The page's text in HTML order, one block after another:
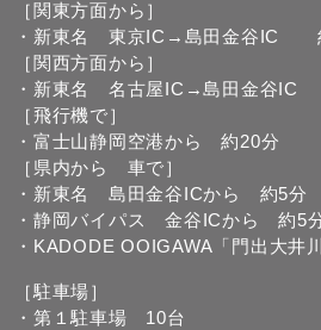
［関東方面から］
・新東名 東京IC→島田金谷IC
［関西方面から］
・新東名 名古屋IC→島田金谷IC
［飛行機で］
・富士山静岡空港から 約20分
［県内から 車で］
・新東名 島田金谷ICから 約5分
・静岡バイパス 金谷ICから 約5
・KADODE OOIGAWA「門出大
［駐車場］
・第１駐車場 10台